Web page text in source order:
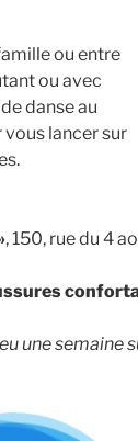
ou entre
ou avec
danse au
lancer sur
, 150, rue du 4
une semaine